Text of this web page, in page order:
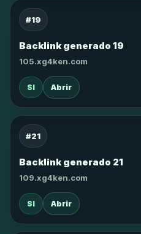
#19
Backlink generado 19
105.xg4ken.com
SI Abrir
#21
Backlink generado 21
109.xg4ken.com
SI Abrir